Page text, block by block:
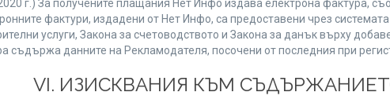
г.) За получените плащания Нет Инфо издава електрона фактура,
фактури, издадени от Нет Инфо, са предоставени чрез
услуги, Закона за счетоводството и Закона за данък върху
съдържа данните на Рекламодателя, посочени от последния при
VI. ИЗИСКВАНИЯ КЪМ